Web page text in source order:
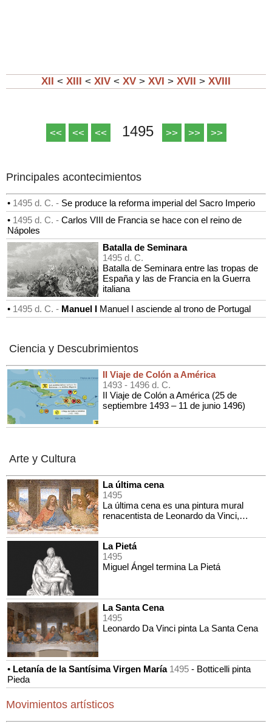
XII < XIII < XIV < XV > XVI > XVII > XVIII
<< << << 1495 >> >> >>
Principales acontecimientos
• 1495 d. C. - Se produce la reforma imperial del Sacro Imperio
• 1495 d. C. - Carlos VIII de Francia se hace con el reino de
Nápoles
Batalla de Seminara
1495 d. C.
Batalla de Seminara entre las tropas de
España y las de Francia en la Guerra
italiana
• 1495 d. C. - Manuel I Manuel I asciende al trono de Portugal
Ciencia y Descubrimientos
II Viaje de Colón a América
1493 - 1496 d. C.
II Viaje de Colón a América (25 de
septiembre 1493 – 11 de junio 1496)
Arte y Cultura
La última cena
1495
La última cena es una pintura mural
renacentista de Leonardo da Vinci,
declarada Patrimonio de la Humanidad
por la Unesco y se exhibe actualmente
en Santa Maria delle Grazie, Milán.
La Pietá
1495
Miguel Ángel termina La Pietá
La Santa Cena
1495
Leonardo Da Vinci pinta La Santa Cena
• Letanía de la Santísima Virgen María 1495 - Botticelli pinta
Pieda
Movimientos artísticos